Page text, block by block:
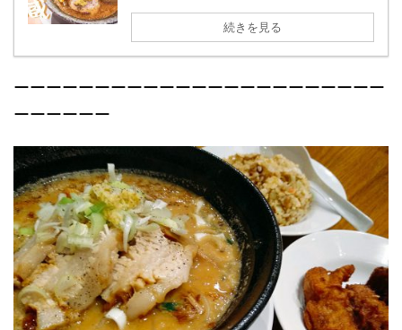
続きを見る
ーーーーーーーーーーーーーーーーーーーーーーー
ーーーーーー